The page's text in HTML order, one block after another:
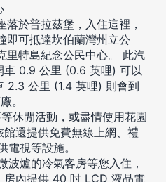
於普拉茲堡，入住這裡，
即可抵達坎伯蘭灣州立公
里特島紀念公民中心。 此汽
車 0.9 公里 (0.6 英哩) 可以
2.3 公里 (1.4 英哩) 則會到
。
休閒活動，或盡情使用花園
還提供免費無線上網、禮
視等設施。
波爐的冷氣客房等您入住，
房內提供 40 吋 LCD 液晶電